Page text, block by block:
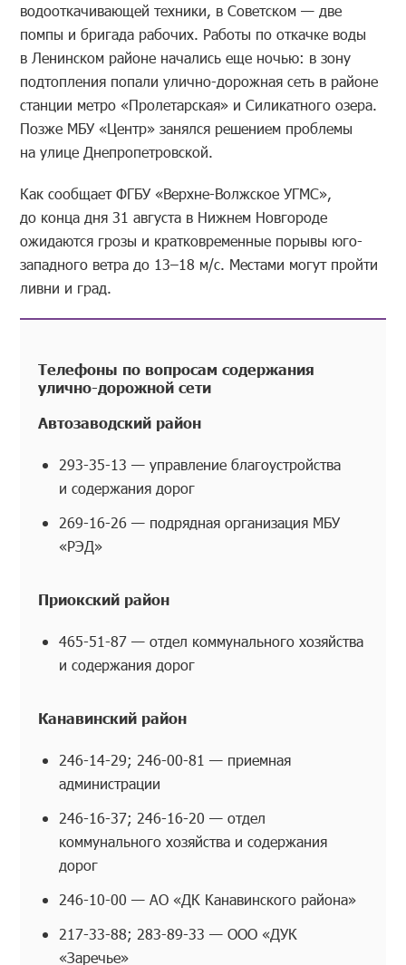
водооткачивающей техники, в Советском — две
помпы и бригада рабочих. Работы по откачке воды
в Ленинском районе начались еще ночью: в зону
подтопления попали улично-дорожная сеть в районе
станции метро «Пролетарская» и Силикатного озера.
Позже МБУ «Центр» занялся решением проблемы
на улице Днепропетровской.
Как сообщает ФГБУ «Верхне-Волжское УГМС»,
до конца дня 31 августа в Нижнем Новгороде
ожидаются грозы и кратковременные порывы юго-
западного ветра до 13–18 м/с. Местами могут пройти
ливни и град.
Телефоны по вопросам содержания
улично-дорожной сети
Автозаводский район
293-35-13 — управление благоустройства
и содержания дорог
269-16-26 — подрядная организация МБУ
«РЭД»
Приокский район
465-51-87 — отдел коммунального хозяйства
и содержания дорог
Канавинский район
246-14-29; 246-00-81 — приемная
администрации
246-16-37; 246-16-20 — отдел
коммунального хозяйства и содержания
дорог
246-10-00 — АО «ДК Канавинского района»
217-33-88; 283-89-33 — ООО «ДУК
«Заречье»